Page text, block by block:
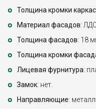
Толщина кромки
Материал фасадов:
Толщина фасадов: 18
Толщина кромки
Лицевая фурнитура:
Замок: нет.
Направляющие: